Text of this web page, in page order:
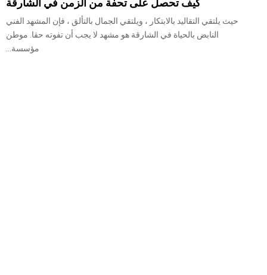
حيث يلتقي التقاليد بالابتكار ، ويلتقي الجمال بالتألق ، فإن المشهد الفني
النابض بالحياة في الشارقة هو مشهد لا يجب أن تفوته حقا. موطن
مؤسسة...